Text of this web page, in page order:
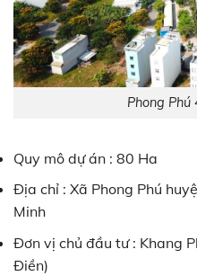
Phong Phú
Quy mô dự án : 80 Ha
Địa chỉ : Xã Phong Phú
Minh
Đơn vị chủ đầu tư : Khang
Điền)